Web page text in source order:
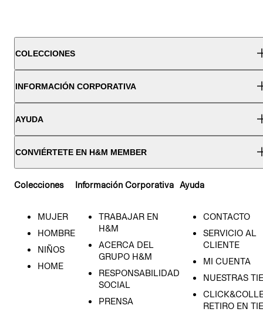
COLECCIONES
INFORMACIÓN CORPORATIVA
AYUDA
CONVIÉRTETE EN H&M MEMBER
Colecciones
MUJER
HOMBRE
NIÑOS
HOME
Información Corporativa
TRABAJAR EN
H&M
ACERCA DEL
GRUPO H&M
RESPONSABILIDAD
SOCIAL
PRENSA
Ayuda
CONTACTO
SERVICIO AL
CLIENTE
MI CUENTA
NUESTRAS
RETIRO EN